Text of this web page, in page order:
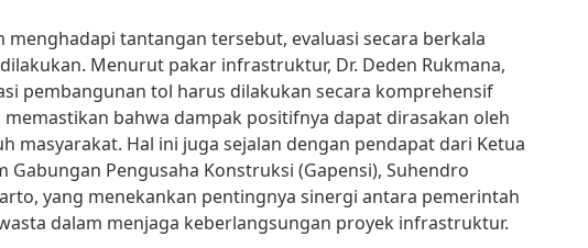
menghadapi tantangan tersebut, evaluasi secara berkala
Menurut pakar infrastruktur, Dr. Deden Rukmana,
pembangunan tol harus dilakukan secara komprehensif
bahwa dampak positifnya dapat dirasakan oleh
masyarakat. Hal ini juga sejalan dengan pendapat dari Ketua
Gabungan Pengusaha Konstruksi (Gapensi), Suhendro
yang menekankan pentingnya sinergi antara pemerintah
dalam menjaga keberlangsungan proyek infrastruktur.